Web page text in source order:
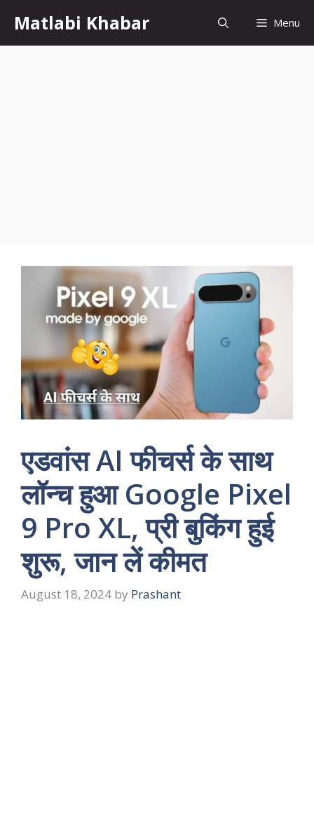
content
Matlabi Khabar Menu
एडवांस AI फीचर्स के साथ
लॉन्‍च हुआ Google Pixel
9 Pro XL, प्री बुकिंग हुई
शुरू, जान लें कीमत
August 18, 2024 by Prashant